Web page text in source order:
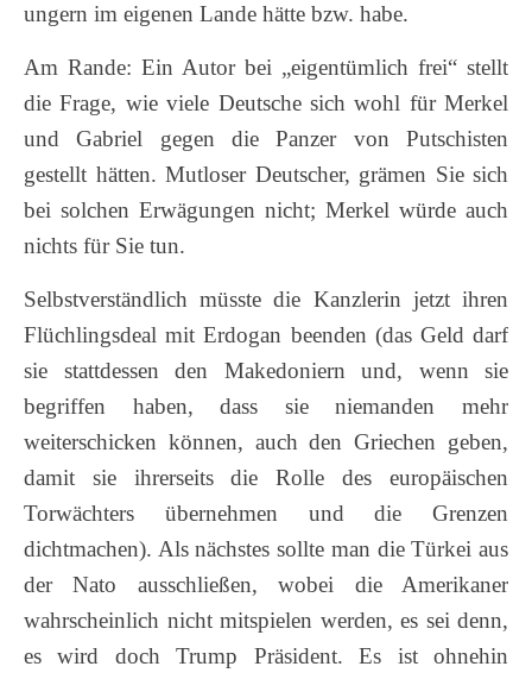
ungern im eigenen Lande hätte bzw. habe.
Am Rande: Ein Autor bei „eigentümlich frei“ stellt
die Frage, wie viele Deutsche sich wohl für Merkel
und Gabriel gegen die Panzer von Putschisten
gestellt hätten. Mutloser Deutscher, grämen Sie sich
bei solchen Erwägungen nicht; Merkel würde auch
nichts für Sie tun.
Selbstverständlich müsste die Kanzlerin jetzt ihren
Flüchlingsdeal mit Erdogan beenden (das Geld darf
sie stattdessen den Makedoniern und, wenn sie
begriffen haben, dass sie niemanden mehr
weiterschicken können, auch den Griechen geben,
damit sie ihrerseits die Rolle des europäischen
Torwächters übernehmen und die Grenzen
dichtmachen). Als nächstes sollte man die Türkei aus
der Nato ausschließen, wobei die Amerikaner
wahrscheinlich nicht mitspielen werden, es sei denn,
es wird doch Trump Präsident. Es ist ohnehin